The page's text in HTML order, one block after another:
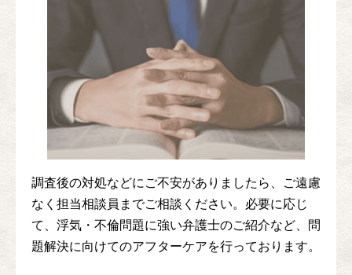
調査後の対処などにご不安がありましたら、ご遠慮
なく担当相談員までご相談ください。必要に応じ
て、浮気・不倫問題に強い弁護士のご紹介など、問
題解決に向けてのアフターケアを行っております。